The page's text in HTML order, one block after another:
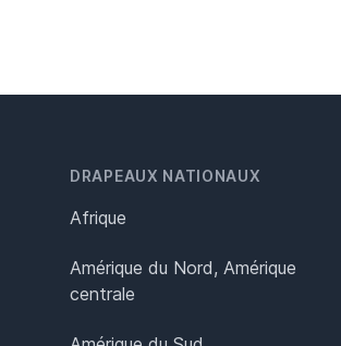
DRAPEAUX NATIONAUX
Afrique
Amérique du Nord, Amérique
centrale